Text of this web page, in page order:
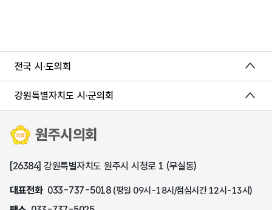
전국 시·도의회
강원특별자치도 시·군의회
원주시의회
[26384] 강원특별자치도 원주시 시청로 1 (무실동)
대표전화 033-737-5018 (평일 09시-18시/점심시간 12시-13시)